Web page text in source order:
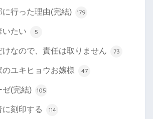
行った理由(完結) 179
いたい 5
なので、責任は取りません 73
のユキヒョウお嬢様 47
ゼ(完結) 105
刻印する 114